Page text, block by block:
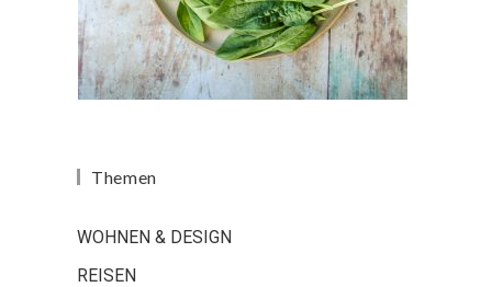
Themen
WOHNEN & DESIGN
REISEN